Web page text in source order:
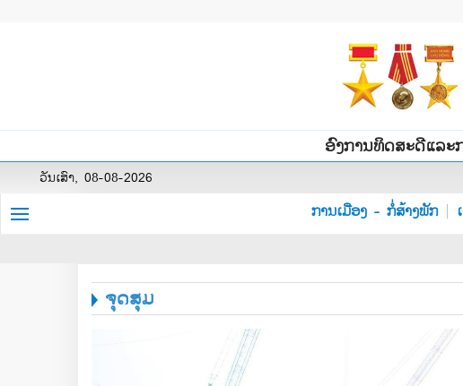
ອົງການທິດສະດີແລະ
ວັນເສົາ, 08-08-2026
ການເມືອງ - ກໍ່ສ້າງພັກ
ຈຸດສຸມ